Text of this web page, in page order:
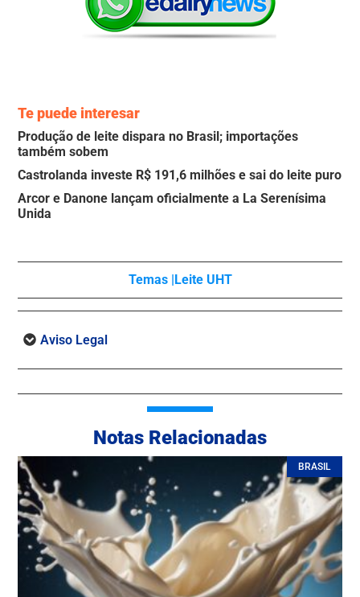
Te puede interesar
Produção de leite dispara no Brasil; importações
também sobem
Castrolanda investe R$ 191,6 milhões e sai do leite puro
Arcor e Danone lançam oficialmente a La Serenísima
Unida
Temas |Leite UHT
Aviso Legal
Notas Relacionadas
BRASIL